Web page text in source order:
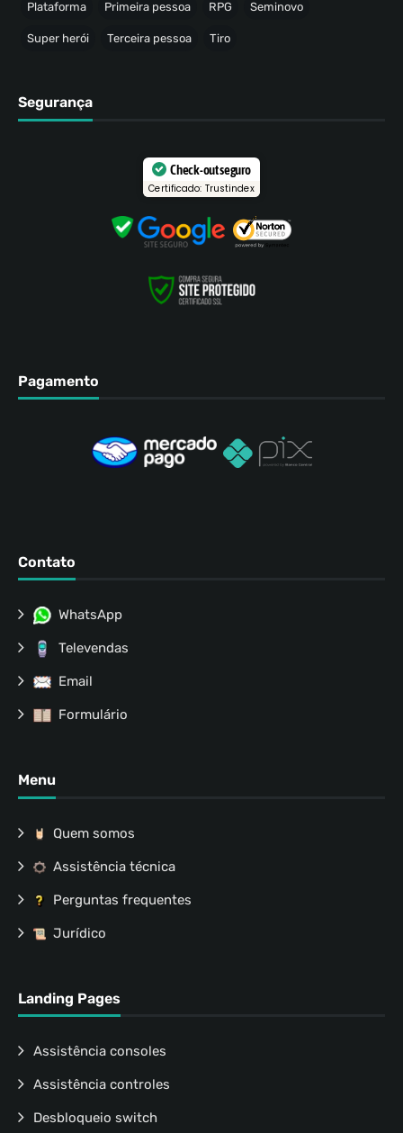
Plataforma Primeira pessoa RPG Seminovo
Super herói Terceira pessoa Tiro
Segurança
Check-out seguro
Certificado: Trustindex
Pagamento
Contato
WhatsApp
Televendas
Email
Formulário
Menu
Quem somos
Assistência técnica
Perguntas frequentes
Jurídico
Landing Pages
Assistência consoles
Assistência controles
Desbloqueio switch